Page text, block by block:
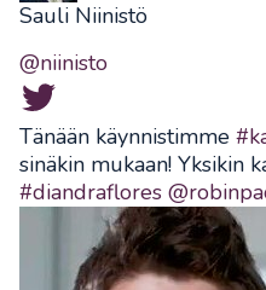
Sauli Niinistö
@niinisto
Tänään käynnistimme
sinäkin mukaan! Yksikin
#diandraflores